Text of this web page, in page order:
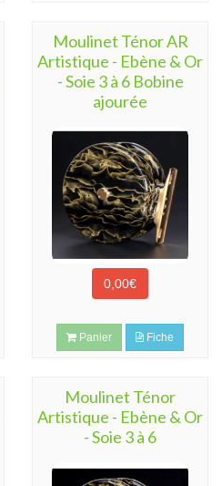
Moulinet Ténor AR
Artistique - Ebène & Or
- Soie 3 à 6 Bobine
ajourée
0,00€
Panier Fiche
Moulinet Ténor
Artistique - Ebène & Or
- Soie 3 à 6